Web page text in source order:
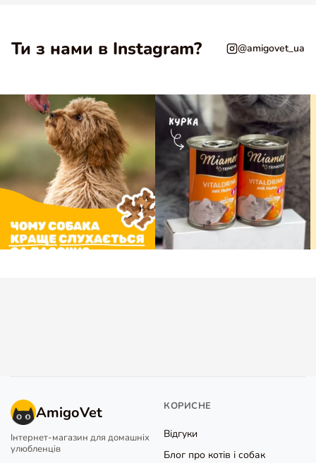
Ти з нами в Instagram? @amigovet_ua
AmigoVet
Інтернет-магазин для домашніх
улюбленців
КОРИСНЕ
Відгуки
Блог про котів і собак